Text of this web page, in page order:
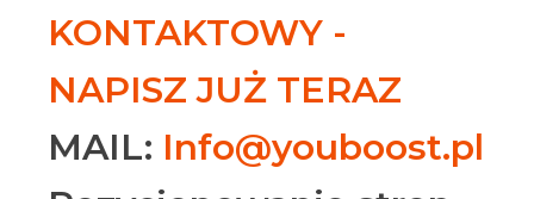
KONTAKTOWY -
NAPISZ JUŻ TERAZ
MAIL: Info@youboost.pl